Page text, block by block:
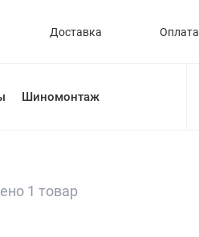
Доставка Оплата
Шиномонтаж
1 товар